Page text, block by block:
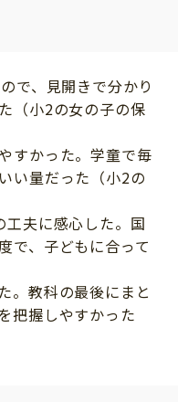
で、見開きで分かり
（小2の女の子の保
すかった。学童で毎
い量だった（小2の
工夫に感心した。国
で、子どもに合って
。教科の最後にまと
把握しやすかった